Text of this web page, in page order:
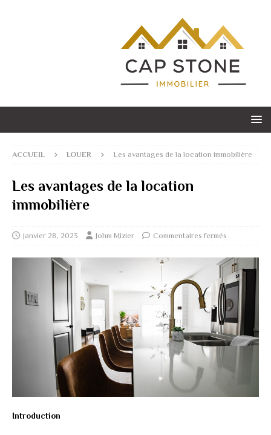
ACCUEIL LOUER Les avantages de la location immobilière
Les avantages de la location
immobilière
janvier 28, 2023 Johm Mizier Commentaires fermés
Introduction